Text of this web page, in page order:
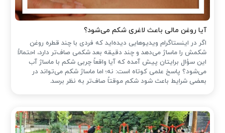
آیا روغن مالی باعث لاغری شکم می‌شود؟
اگر در اینستاگرام ویدیوهایی دیده‌اید که فردی با چند قطره روغن
شکمش را ماساژ می‌دهد و چند دقیقه بعد شکمی صاف‌تر دارد، احتمالاً
این سؤال برایتان پیش آمده که آیا واقعاً چربی شکم با ماساژ آب
می‌شود؟ پاسخ علمی کوتاه است: نه؛ اما ماساژ شکم می‌تواند در
بعضی شرایط باعث شود شکم موقتاً صاف‌تر به نظر برسد.